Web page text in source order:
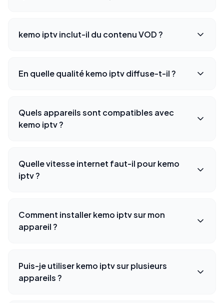
kemo iptv inclut-il du contenu VOD ?
En quelle qualité kemo iptv diffuse-t-il ?
Quels appareils sont compatibles avec
kemo iptv ?
Quelle vitesse internet faut-il pour kemo
iptv ?
Comment installer kemo iptv sur mon
appareil ?
Puis-je utiliser kemo iptv sur plusieurs
appareils ?